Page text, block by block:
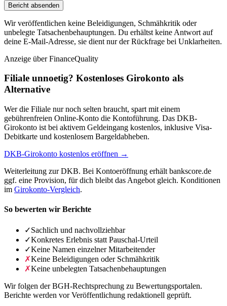
Bericht absenden
Wir veröffentlichen keine Beleidigungen, Schmähkritik oder
unbelegte Tatsachenbehauptungen. Du erhältst keine Antwort auf
deine E-Mail-Adresse, sie dient nur der Rückfrage bei Unklarheiten.
Anzeige über FinanceQuality
Filiale unnoetig? Kostenloses Girokonto als
Alternative
Wer die Filiale nur noch selten braucht, spart mit einem
gebührenfreien Online-Konto die Kontoführung. Das DKB-
Girokonto ist bei aktivem Geldeingang kostenlos, inklusive Visa-
Debitkarte und kostenlosem Bargeldabheben.
DKB-Girokonto kostenlos eröffnen →
Weiterleitung zur DKB. Bei Kontoeröffnung erhält bankscore.de
ggf. eine Provision, für dich bleibt das Angebot gleich. Konditionen
im Girokonto-Vergleich.
So bewerten wir Berichte
✓Sachlich und nachvollziehbar
✓Konkretes Erlebnis statt Pauschal-Urteil
✓Keine Namen einzelner Mitarbeitender
✗Keine Beleidigungen oder Schmähkritik
✗Keine unbelegten Tatsachenbehauptungen
Wir folgen der BGH-Rechtsprechung zu Bewertungsportalen.
Berichte werden vor Veröffentlichung redaktionell geprüft.